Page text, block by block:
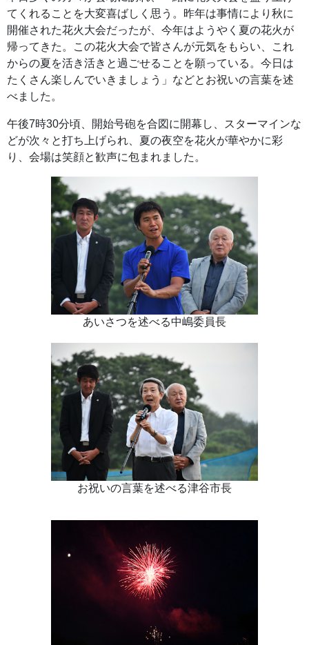
てくれることを大変喜ばしく思う。昨年は事情により秋に
開催された花火大会だったが、今年はようやく夏の花火が
帰ってきた。この花火大会で皆さんが元気をもらい、これ
からの夏を活き活きと過ごせることを願っている。今日は
たくさん楽しんでいきましょう」などとお祝いの言葉を述
べました。
午後7時30分頃、開始号砲を合図に開幕し、スターマインな
どが次々と打ち上げられ、夏の夜空を花火が華やかに彩
り、会場は笑顔と歓声に包まれました。
あいさつを述べる中嶋委員長
お祝いの言葉を述べる津谷市長